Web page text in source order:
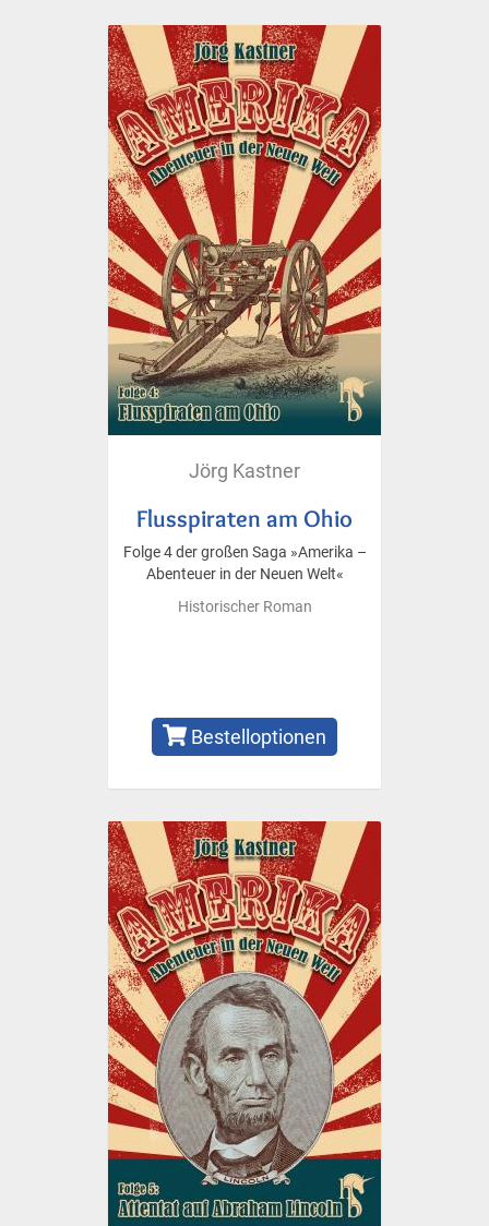
Jörg Kastner
Flusspiraten am Ohio
Folge 4 der großen Saga »Amerika –
Abenteuer in der Neuen Welt«
Historischer Roman
Bestelloptionen